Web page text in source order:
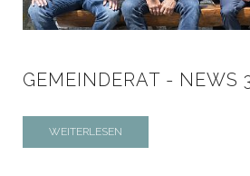
GEMEINDERAT - NEWS
WEITERLESEN